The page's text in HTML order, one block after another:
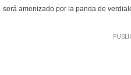
será amenizado por la panda de